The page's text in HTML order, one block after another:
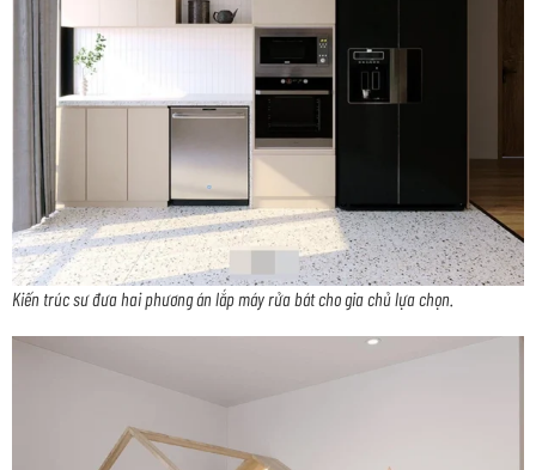
Kiến trúc sư đưa hai phương án lắp máy rửa bát cho gia chủ lựa chọn.